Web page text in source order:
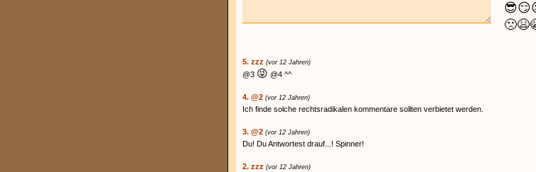
😎😏
🙁😫
5. zzz (vor 12 Jahren)
@3 😜 @4 ^^
4. @2 (vor 12 Jahren)
Ich finde solche rechtsradikalen kommentare sollten verbietet werden.
3. @2 (vor 12 Jahren)
Du! Du Antwortest drauf...! Spinner!
2. zzz (vor 12 Jahren)